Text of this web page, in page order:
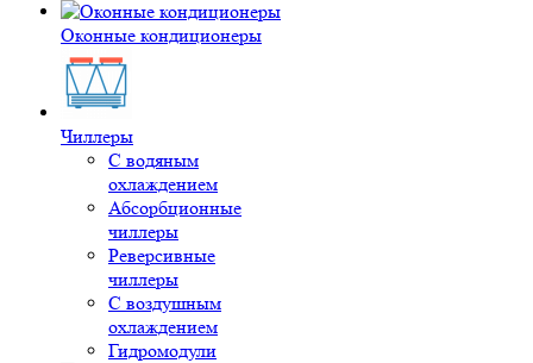
Оконные кондиционеры
Чиллеры
С водяным
охлаждением
Абсорбционные
чиллеры
Реверсивные
чиллеры
С воздушным
охлаждением
Гидромодули